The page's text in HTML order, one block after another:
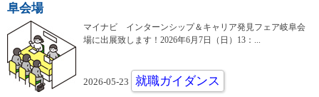
阜会場
マイナビ インターンシップ＆キャリア発見フェア岐阜会
場に出展致します！2026年6月7日（日）13：...
2026-05-23 就職ガイダンス